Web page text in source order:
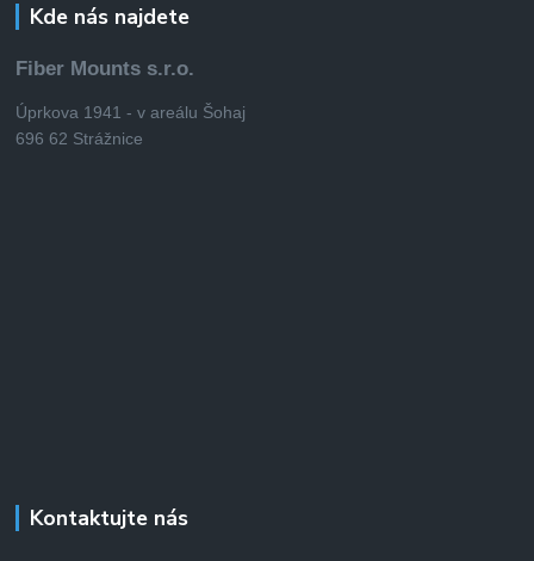
Kde nás najdete
Fiber Mounts s.r.o.
Úprkova 1941 - v areálu Šohaj
696 62 Strážnice
Kontaktujte nás